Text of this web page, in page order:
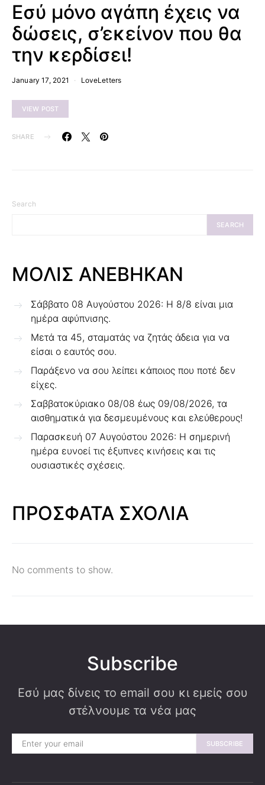
Εσύ μόνο αγάπη έχεις να
δώσεις, σ’εκείνον που θα
την κερδίσει!
January 17, 2021 LoveLetters
VIEW POST
SHARE
Search
SEARCH
ΜΟΛΙΣ ΑΝΕΒΗΚΑΝ
Σάββατο 08 Αυγούστου 2026: Η 8/8 είναι μια
ημέρα αφύπνισης.
Μετά τα 45, σταματάς να ζητάς άδεια για να
είσαι ο εαυτός σου.
Παράξενο να σου λείπει κάποιος που ποτέ δεν
είχες.
Σαββατοκύριακο 08/08 έως 09/08/2026, τα
αισθηματικά για δεσμευμένους και ελεύθερους!
Παρασκευή 07 Αυγούστου 2026: Η σημερινή
ημέρα ευνοεί τις έξυπνες κινήσεις και τις
ουσιαστικές σχέσεις.
ΠΡΟΣΦΑΤΑ ΣΧΟΛΙΑ
No comments to show.
Subscribe
Εσύ μας δίνεις το email σου κι εμείς σου
στέλνουμε τα νέα μας
SUBSCRIBE